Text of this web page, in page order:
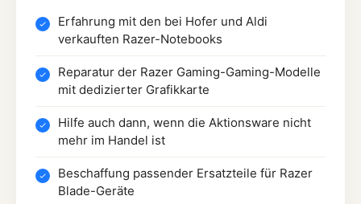
Erfahrung mit den bei Hofer und Aldi
verkauften Razer-Notebooks
Reparatur der Razer Gaming-Gaming-Modelle
mit dedizierter Grafikkarte
Hilfe auch dann, wenn die Aktionsware nicht
mehr im Handel ist
Beschaffung passender Ersatzteile für Razer
Blade-Geräte